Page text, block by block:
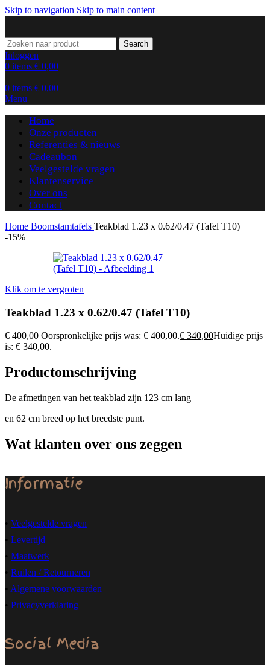
Skip to navigation Skip to main content
Search
Inloggen
0 items € 0,00
0 items € 0,00
Menu
Home
Onze producten
Referenties & nieuws
Cadeaubon
Veelgestelde vragen
Klantenservice
Over ons
Contact
Home Boomstamtafels Teakblad 1.23 x 0.62/0.47 (Tafel T10)
-15%
Klik om te vergroten
Teakblad 1.23 x 0.62/0.47 (Tafel T10)
€400,00 Oorspronkelijke prijs was: € 400,00.€ 340,00Huidige prijs
is: € 340,00.
Productomschrijving
De afmetingen van het teakblad zijn 123 cm lang
en 62 cm breed op het breedste punt.
Wat klanten over ons zeggen
Informatie
• Veelgestelde vragen
• Levertijd
• Maatwerk
• Ruilen / Retourneren
• Algemene voorwaarden
• Privacyverklaring
Social Media